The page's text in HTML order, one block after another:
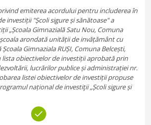
emiterea acordului pentru includerea în
investiții "Școli sigure și sănătoase" a
„Școala Gimnazială Satu Nou, Comuna
arondată unității de invățământ cu
Gimnaziala RUȘI, Comuna Belcești,
lista obiectivelor de investiții aprobată prin
lucrărilor publice și administrației nr.
listei obiectivelor de investiții propuse
național de investiţii „Școli sigure și